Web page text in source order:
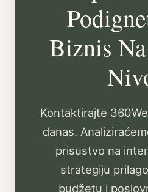
Biznis
Kontaktirajte
danas.
prisustvo na
strategiju
budžetu i